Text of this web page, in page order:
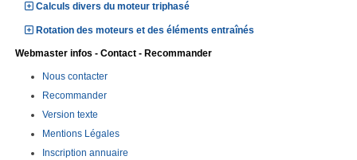
Calculs divers du moteur triphasé
Rotation des moteurs et des éléments entraînés
Webmaster infos - Contact - Recommander
Nous contacter
Recommander
Version texte
Mentions Légales
Inscription annuaire